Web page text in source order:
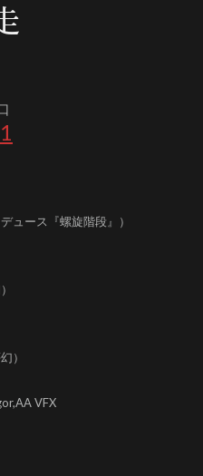
ース『螺旋階段』）
）
VFX